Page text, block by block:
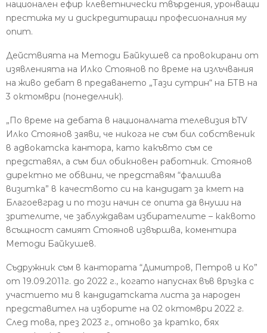
национален ефир клеветнически твърдения, уронващи
престижа му и дискредитиращи професионалния му
опит.
Действията на Методи Байкушев са провокирани от
изявленията на Илко Стоянов по време на излъчвания
на живо дебат в предаването „Тази сутрин“ на БТВ на
3 октомври (понеделник).
„По време на дебата в националната телевизия bTV
Илко Стоянов заяви, че никога не съм бил собственик
в адвокатска кантора, като какъвто съм се
представял, а съм бил обикновен работник. Стоянов
директно ме обвини, че представям “фалшива
визитка” в качеството си на кандидат за кмет на
Благоевград и по този начин се опита да внуши на
зрителите, че заблуждавам избирателите – каквото
всъщност самият Стоянов извършва, коментира
Методи Байкушев.
Съдружник съм в кантората “Димитров, Петров и Ко”
от 19.09.2011г. до 2022 г., когато напуснах във връзка с
участието ми в кандидатската листа за народен
представител на изборите на 02 октомври 2022 г.
След това, през 2023 г., отново за кратко, бях